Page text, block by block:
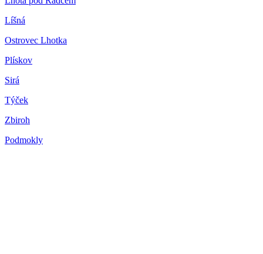
Líšná
Ostrovec Lhotka
Plískov
Sirá
Týček
Zbiroh
Podmokly